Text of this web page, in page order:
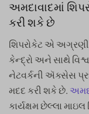
અમદાવાદમાં
કરી શકે છે
શિપરોકેટ એ અગ્રણી
કેન્દ્રો અને સાથે
નેટવર્કની ઍક્સેસ
મદદ કરી શકે છે.
કાર્યક્ષમ છેલ્લા માઇલ